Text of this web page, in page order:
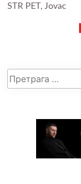
STR PET, Jovac